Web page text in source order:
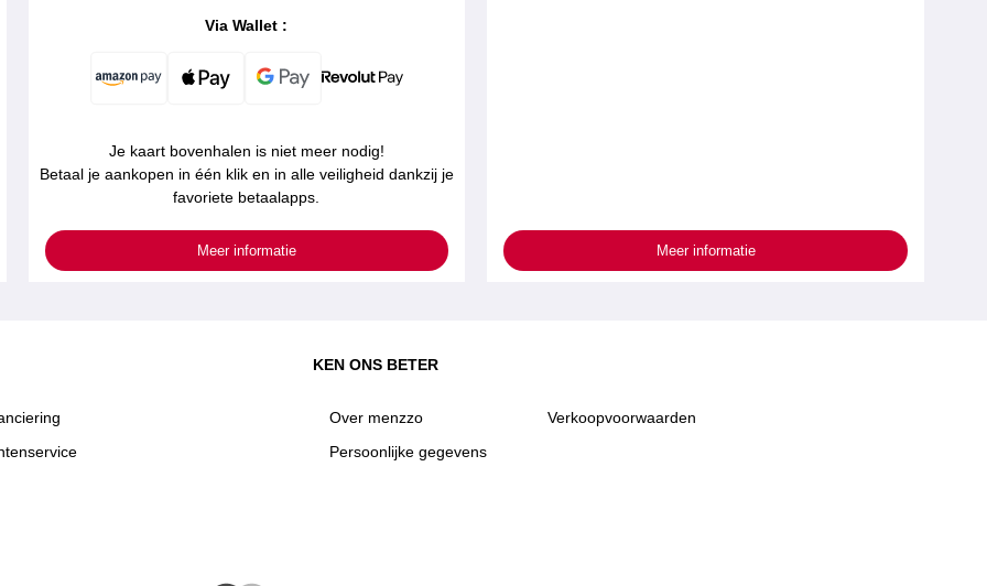
Via Wallet :
Je kaart bovenhalen is niet meer nodig!
Betaal je aankopen in één klik en in alle veiligheid dankzij je
favoriete betaalapps.
Meer informatie Meer informatie
KEN ONS BETER
Over menzzo
Persoonlijke gegevens
Verkoopvoorwaarden